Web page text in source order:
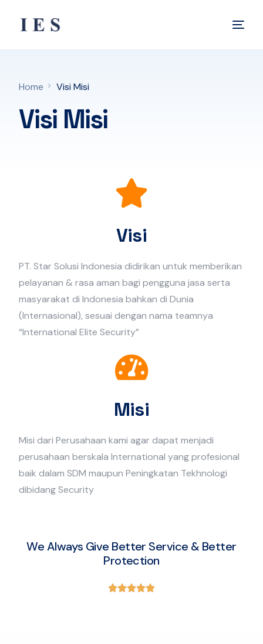
Home Visi Misi
Visi Misi
Visi
PT. Star Solusi Indonesia didirikan untuk memberikan
pelayanan & rasa aman bagi pengguna jasa serta
masyarakat di Indonesia bahkan di Dunia
(Internasional), sesuai dengan nama teamnya
“International Elite Security”
Misi
Misi dari Perusahaan kami agar dapat menjadi
perusahaan berskala International yang profesional
baik dalam SDM maupun Peningkatan Tekhnologi
dibidang Security
We Always Give Better Service & Better
Protection
